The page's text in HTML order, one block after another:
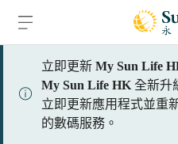
立即更新 My Sun Life
My Sun Life HK 全新升
立即更新應用程式並重
的數碼服務。